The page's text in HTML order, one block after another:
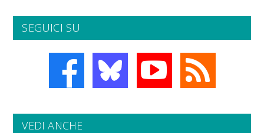
SEGUICI SU
VEDI ANCHE